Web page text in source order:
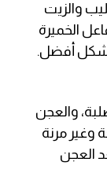
والزيت
الخميرة
أفضل.
والعجن
وغير مرنة
العجن